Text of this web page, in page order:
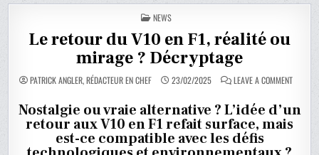
POSTED
IN
NEWS
Le retour du V10 en F1, réalité ou
mirage ? Décryptage
PATRICK ANGLER, RÉDACTEUR EN CHEF 23/02/2025 LEAVE A COMMENTON
DU
V10
EN
F1,
Nostalgie ou vraie alternative ? L’idée d’un
retour aux V10 en F1 refait surface, mais
est-ce compatible avec les défis